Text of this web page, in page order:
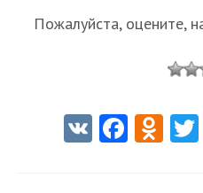
Пожалуйста, оцените,
V Fa O